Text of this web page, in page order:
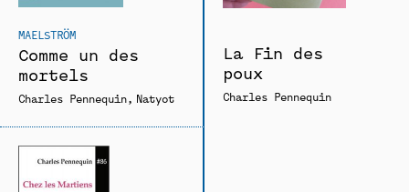
MAELSTRÖM
Comme un des
mortels
Charles Pennequin Natyot
La Fin des
poux
Charles Pennequin